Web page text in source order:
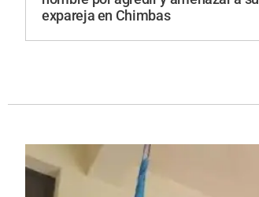
expareja en Chimbas